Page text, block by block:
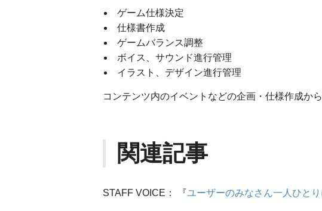
ゲーム仕様決定
仕様書作成
ゲームバランス調整
ボイス、サウンド進行管理
イラスト、デザイン進行管理
コンテンツ内のイベントなどの企画・仕様作成か
関連記事
STAFF VOICE： 『ユーザーのみなさん一人ひと